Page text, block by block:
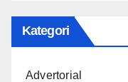
Kategori
Advertorial